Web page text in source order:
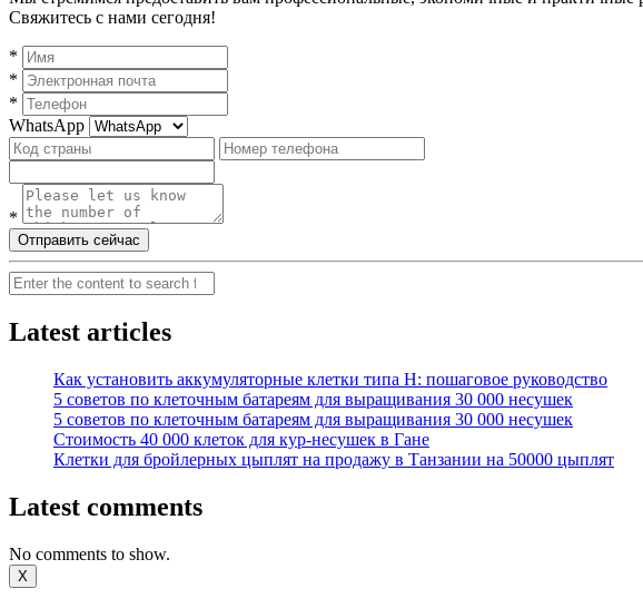
Свяжитесь с нами сегодня!
*
*
*
WhatsApp
*
Отправить сейчас
Search
Latest articles
Как установить аккумуляторные клетки типа H: пошаговое руководство
5 советов по клеточным батареям для выращивания 30 000 несушек
5 советов по клеточным батареям для выращивания 30 000 несушек
Стоимость 40 000 клеток для кур-несушек в Гане
Клетки для бройлерных цыплят на продажу в Танзании на 50000 цыплят
Latest comments
No comments to show.
X